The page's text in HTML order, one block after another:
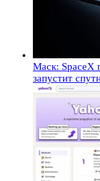
Маск: SpaceX
запустит